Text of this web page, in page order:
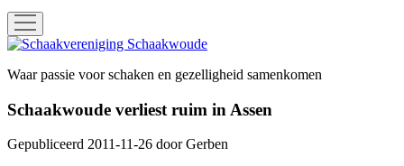
open
menu
Schaakvereniging
Waar passie voor schaken en gezelligheid samenkomen
Schaakwoude verliest ruim in Assen
Gepubliceerd 2011-11-26 doorGerben